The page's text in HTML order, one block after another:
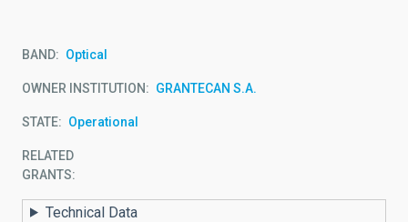
BAND Optical
OWNER INSTITUTION GRANTECAN S.A.
STATE Operational
RELATED
GRANTS:
Technical Data